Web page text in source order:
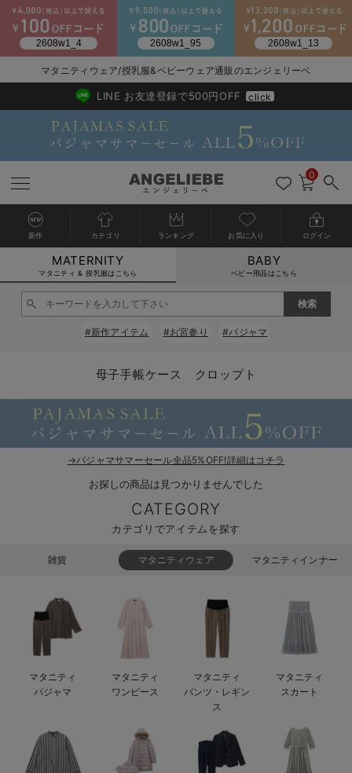
マタニティウェア全て
マタニティ ワンピース
マタニティ トップス
マタニティ アウター（コート）・ママコート
マタニティ 下着・インナー全て
授乳ブラ・マタニティブラ（マタニティインナー・産後用品）
マタニティ 授乳 キャミソール
産褥ショーツ
骨盤・マタニティベルト （妊娠中・産後）
マタニティ 腹巻き
授乳服全て
マタニティ フォーマル全て
マタニティ スーツ
マタニティ フォーマル パンツ・ボトムス
授乳用品全て
妊婦用 抱き枕・授乳クッション
マタニティレッグウェア全て
マタニティストッキング・タイツ
マタニティ ボディケア全て
アウトレット全て
【アウトレット】ワンピース
【アウトレット】パジャマ
【アウトレット】インナー
【アウトレット】ベビー
特集全て
コットン素材
ブラトップ
快適機能ウェア特集 トップス
快適機能ウェア特集 ボトムス
快適機能ウェア特集 パジャマ
安心の日本製。先輩ママが買ってよかった！本当に必要な出産準備品
再入荷全て
再入荷｜インナー
戻る
送料無料アイテム全て
ワンピース
スカート
パジャマ
インナー
ベビー
戻る
ブラキャミ おまとめ
MAX55%OFF ブラックフ
戻る
【37周年祭セール】
【37周年祭セール】
戻る
気温差別オススメア
【15℃】3月下旬～
戻る
動きやすく着回しで
戻る
強撚スムース(コスパ
戻る
マタニティウェア
【おまとめ割】パジ
戻る
こだわりの履き心地
カジュアル
オフィス
戻る
ジャケット派
きれいめ美脚パンツ派
ツィード派
王道シンプル派
戻る
出産準備応援割全て
マタニティパジャマ
戻る
【オフィスカジュア
戻る
レギンスタイプ
戻る
【フォーマル】ワン
戻る
【ベビー】長袖
戻る
ハンカチ
短肌着
セット
戻る
快適ウェア10%OFF
快適ウェア10%OFF
戻る
春のマタニティワン
セットアップ・ レイ
ジャンパースカート/
ワーク・オフィス
カジュアル
あったかアイテム｜
戻る
Gift Selection 出産
〜3,000円（税込）
10,001円（税込）〜
女の子におススメの
男の子におススメの
もらって嬉しいギフト
何枚あっても嬉しい
長く使えるアイテム
お部屋映えアイテム
戻る
冬の冷え対策インナ
薄くてあったか
保温&リカバリー
レギンス・タイツ
カップ付きインナー
裏起毛素材
戻る
入院準備の持ち物チ
入院してすぐ使うグ
戻る
冬のあったか特集全て
【冬のあったか特集
【冬のあったか特集
マタニティウェア/授乳服&ベビーウェア通販のエンジェリーベ
2026/NewArrival
送料495円(一部地域を除く) 7,700円以上で送料無料
LINE お友達登録で500円OFF click
0
新作 カテゴリ ランキング お気に入り ログイン
MATERNITY
マタニティ & 授乳服はこちら
BABY
ベビー用品はこちら
#新作アイテム #お宮参り #パジャマ
母子手帳ケース クロップト
→パジャマサマーセール全品5%OFF!詳細はコチラ
お探しの商品は見つかりませんでした
CATEGORY
カテゴリでアイテムを探す
雑貨 マタニティウェア マタニティインナー
マタニティ
パジャマ
マタニティ
ワンピース
マタニティ
パンツ・レギン
ス
マタニティ
スカート
カートに入れる
閉じる